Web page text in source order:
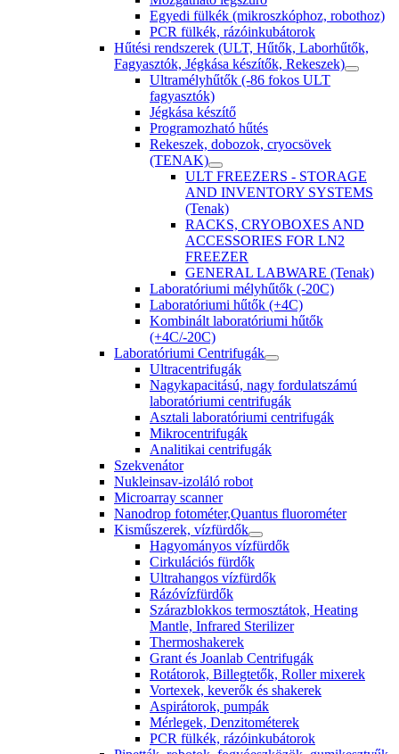
Egyedi fülkék (mikroszkóphoz, robothoz)
PCR fülkék, rázóinkubátorok
Hűtési rendszerek (ULT, Hűtők, Laborhűtők,
Fagyasztók, Jégkása készítők, Rekeszek)
Ultramélyhűtők (-86 fokos ULT
fagyasztók)
Jégkása készítő
Programozható hűtés
Rekeszek, dobozok, cryocsövek
(TENAK)
ULT FREEZERS - STORAGE
AND INVENTORY SYSTEMS
(Tenak)
RACKS, CRYOBOXES AND
ACCESSORIES FOR LN2
FREEZER
GENERAL LABWARE (Tenak)
Laboratóriumi mélyhűtők (-20C)
Laboratóriumi hűtők (+4C)
Kombinált laboratóriumi hűtők
(+4C/-20C)
Laboratóriumi Centrifugák
Ultracentrifugák
Nagykapacitású, nagy fordulatszámú
laboratóriumi centrifugák
Asztali laboratóriumi centrifugák
Mikrocentrifugák
Analitikai centrifugák
Szekvenátor
Nukleinsav-izoláló robot
Microarray scanner
Nanodrop fotométer,Quantus fluorométer
Kisműszerek, vízfürdők
Hagyományos vízfürdők
Cirkulációs fürdők
Ultrahangos vízfürdők
Rázóvízfürdők
Szárazblokkos termosztátok, Heating
Mantle, Infrared Sterilizer
Thermoshakerek
Grant és Joanlab Centrifugák
Rotátorok, Billegtetők, Roller mixerek
Vortexek, keverők és shakerek
Aspirátorok, pumpák
Mérlegek, Denzitométerek
PCR fülkék, rázóinkubátorok